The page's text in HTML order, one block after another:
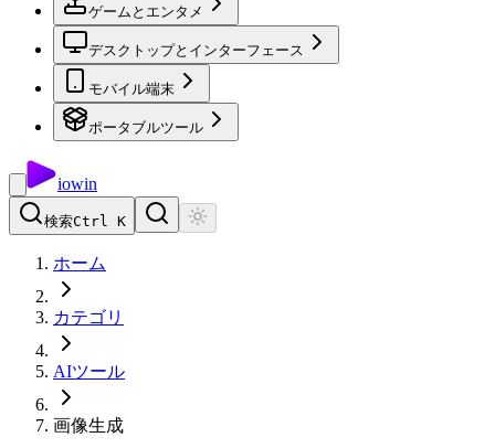
ゲームとエンタメ
デスクトップとインターフェース
モバイル端末
ポータブルツール
iowin
検索Ctrl K
ホーム
カテゴリ
AIツール
画像生成